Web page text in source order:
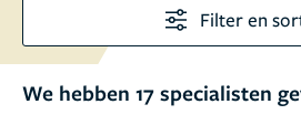
Filter en
We hebben 17 specialisten